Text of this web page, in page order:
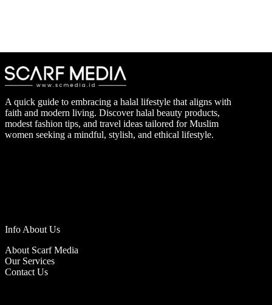
A quick guide to embracing a halal lifestyle that aligns with
faith and modern living. Discover halal beauty products,
modest fashion tips, and travel ideas tailored for Muslim
women seeking a mindful, stylish, and ethical lifestyle.
Info About Us
About Scarf Media
Our Services
Contact Us